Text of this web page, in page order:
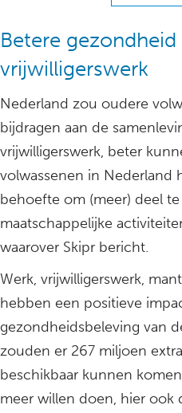
Betere
vrijwilligerswerk
Nederland zou oudere
bijdragen aan de
vrijwilligerswerk, beter
volwassenen in Nederland
behoefte om (meer) deel
maatschappelijke
waarover Skipr bericht.
Werk, vrijwilligerswerk,
hebben een positieve
gezondheidsbeleving van
zouden er 267 miljoen
beschikbaar kunnen
meer willen doen, hier ook